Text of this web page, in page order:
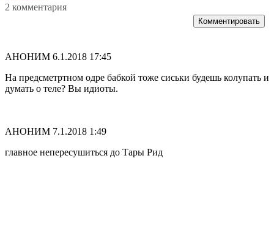
2 комментария
Комментировать
АНОНИМ 6.1.2018 17:45
На предсметртном одре бабкой тоже сиськи будешь колупать и
думать о теле? Вы идиоты.
АНОНИМ 7.1.2018 1:49
главное непересушиться до Тары Рид